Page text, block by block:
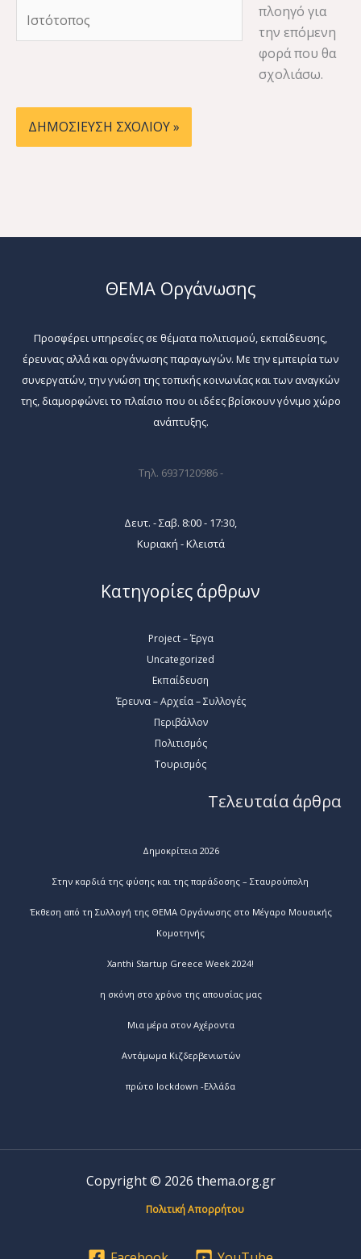
πλοηγό για
την επόμενη
φορά που θα
σχολιάσω.
ΘΕΜΑ Οργάνωσης
Προσφέρει υπηρεσίες σε θέματα πολιτισμού, εκπαίδευσης,
έρευνας αλλά και οργάνωσης παραγωγών. Με την εμπειρία των
συνεργατών, την γνώση της τοπικής κοινωνίας και των αναγκών
της, διαμορφώνει το πλαίσιο που οι ιδέες βρίσκουν γόνιμο χώρο
ανάπτυξης.
Τηλ. 6937120986 -
Δευτ. - Σαβ. 8:00 - 17:30,
Κυριακή - Κλειστά
Κατηγορίες άρθρων
Project – Έργα
Uncategorized
Εκπαίδευση
Έρευνα – Αρχεία – Συλλογές
Περιβάλλον
Πολιτισμός
Τουρισμός
Τελευταία άρθρα
Δημοκρίτεια 2026
Στην καρδιά της φύσης και της παράδοσης – Σταυρούπολη
Έκθεση από τη Συλλογή της ΘΕΜΑ Οργάνωσης στο Μέγαρο Μουσικής
Κομοτηνής
Xanthi Startup Greece Week 2024!
η σκόνη στο χρόνο της απουσίας μας
Μια μέρα στον Αχέροντα
Αντάμωμα Κιζδερβενιωτών
πρώτο lockdown -Ελλάδα
Copyright © 2026 thema.org.gr
Πολιτική Απορρήτου